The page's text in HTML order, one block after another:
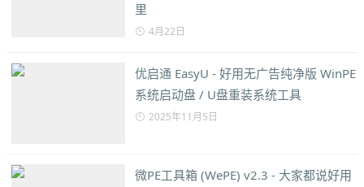
里
4月22日
优启通 EasyU - 好用无广告纯净版 WinPE
系统启动盘 / U盘重装系统工具
2025年11月5日
微PE工具箱 (WePE) v2.3 - 大家都说好用